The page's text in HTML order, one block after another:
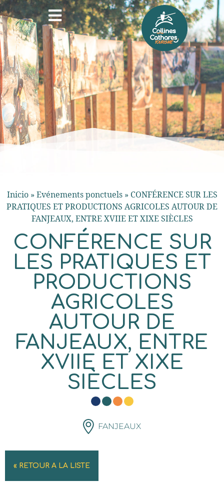
Inicio» Evénements ponctuels» CONFÉRENCE SUR LES
PRATIQUES ET PRODUCTIONS AGRICOLES AUTOUR DE
FANJEAUX, ENTRE XVIIE ET XIXE SIÈCLES
CONFÉRENCE SUR
LES PRATIQUES ET
PRODUCTIONS
AGRICOLES
AUTOUR DE
FANJEAUX, ENTRE
XVIIE ET XIXE
SIÈCLES
FANJEAUX
« RETOUR A LA LISTE